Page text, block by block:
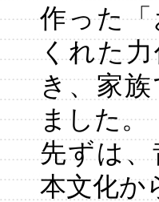
作った
くれた
き、家
ました。
先ずは
本文化か